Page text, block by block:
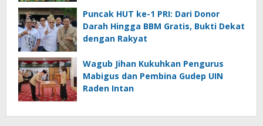
Puncak HUT ke-1 PRI: Dari Donor
Darah Hingga BBM Gratis, Bukti Dekat
dengan Rakyat
Wagub Jihan Kukuhkan Pengurus
Mabigus dan Pembina Gudep UIN
Raden Intan